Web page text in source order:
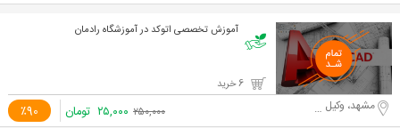
آموزش تخصصی اتوکد در آموزشگاه رادمان
٪90 مشهد، وکیل آباد ۲۵۰,۰۰۰ ۲۵,۰۰۰ تومان